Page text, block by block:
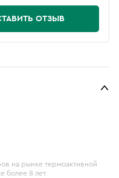
ОТЗЫВ
на рынке термоактивной
более 8 лет